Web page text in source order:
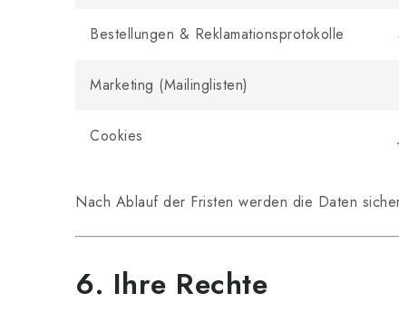
Bestellungen & Reklamationsprotokolle
Marketing (Mailinglisten)
Cookies
Nach Ablauf der Fristen werden die Daten
6. Ihre Rechte